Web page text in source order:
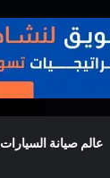
عالم صيانة السيارات